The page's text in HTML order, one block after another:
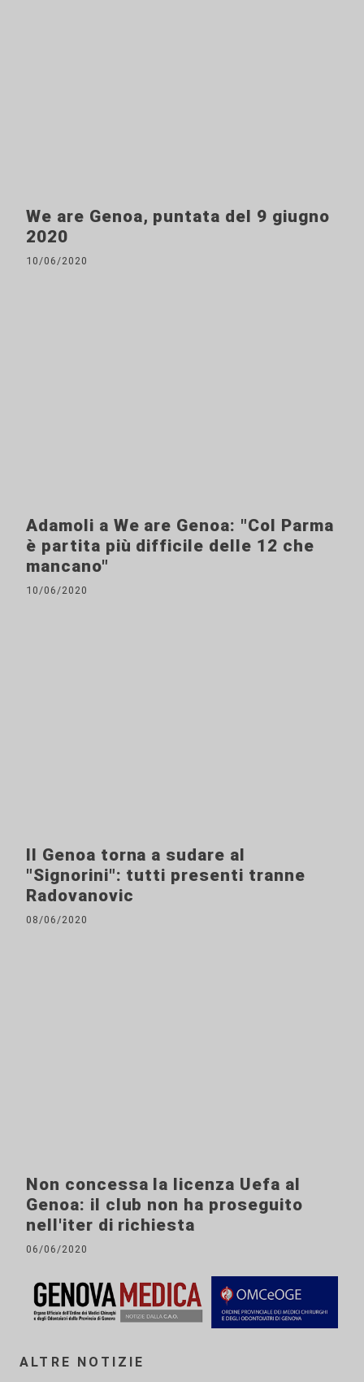
We are Genoa, puntata del 9 giugno
2020
10/06/2020
Adamoli a We are Genoa: "Col Parma
è partita più difficile delle 12 che
mancano"
10/06/2020
Il Genoa torna a sudare al
"Signorini": tutti presenti tranne
Radovanovic
08/06/2020
Non concessa la licenza Uefa al
Genoa: il club non ha proseguito
nell'iter di richiesta
06/06/2020
ALTRE NOTIZIE